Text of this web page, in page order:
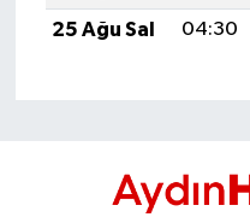
25 Ağu Sal
04:30